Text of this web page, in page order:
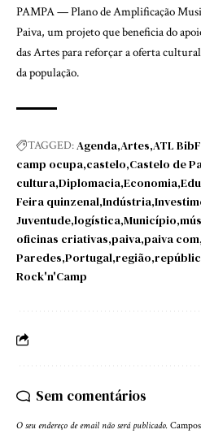
PAMPA — Plano de Amplificação
Paiva, um projeto que beneficia do
das Artes para reforçar a oferta
da população.
TAGGED:Agenda Artes ATL
camp ocupa castelo Castelo de
cultura Diplomacia Economia
Feira quinzenal Indústria
Juventude logística Município
oficinas criativas paiva paiva com
Paredes Portugal região
Rock'n'Camp
Sem comentários
O seu endereço de email não será publicado.